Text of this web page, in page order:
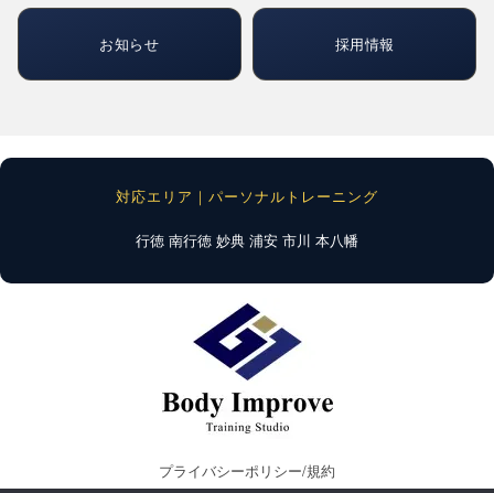
お知らせ 採用情報
対応エリア｜パーソナルトレーニング
行徳 南行徳 妙典 浦安 市川 本八幡
プライバシーポリシー/規約